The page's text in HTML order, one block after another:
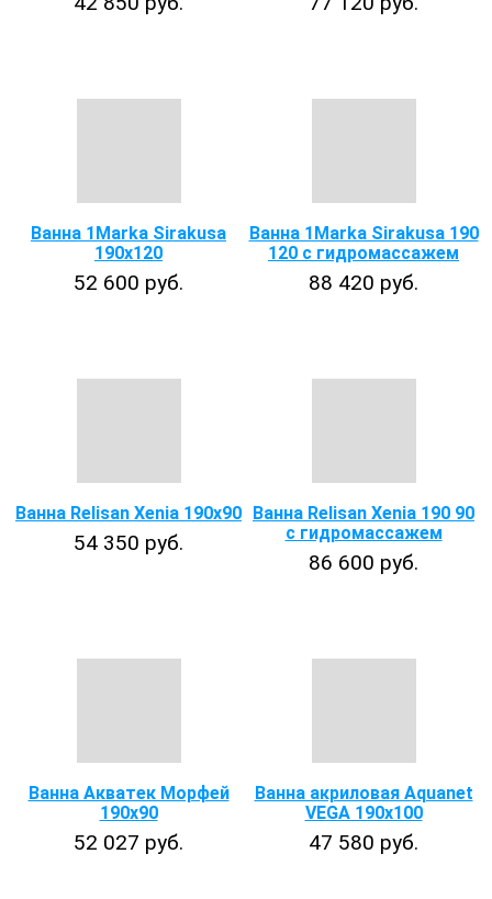
Ванна 1Marka Sirakusa
190х120
52 600 руб.
Ванна 1Marka Sirakusa 190
120 с гидромассажем
88 420 руб.
Ванна Relisan Xenia 190x90
54 350 руб.
Ванна Relisan Xenia 190 90
с гидромассажем
86 600 руб.
Ванна Акватек Морфей
190х90
52 027 руб.
Ванна акриловая Aquanet
VEGA 190х100
47 580 руб.